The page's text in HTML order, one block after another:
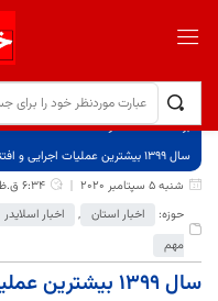
برگ نخست
نوشته‌ها
سال 1399 بیشترین عملیات اجرایی و افتتاح را در تاریخ خراسان جنوبی را انجام داده ایم
شنبه 5 سپتامبر 2020
6:34 ق.ظ
حوزه:
اخبار استان , اخبار اسلایدر
مهم
سال 1399